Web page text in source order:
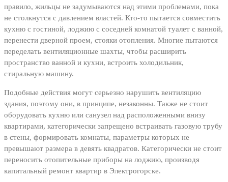
правило, жильцы не задумываются над этими проблемами, пока
не столкнутся с давлением властей. Кто-то пытается совместить
кухню с гостиной, лоджию с соседней комнатой туалет с ванной,
перенести дверной проем, стояки отопления. Многие пытаются
переделать вентиляционные шахты, чтобы расширить
пространство ванной и кухни, встроить холодильник,
стиральную машину.
Подобные действия могут серьезно нарушить вентиляцию
здания, поэтому они, в принципе, незаконны. Также не стоит
оборудовать кухню или санузел над расположенными внизу
квартирами, категорически запрещено встраивать газовую трубу
в стены, формировать комнаты, параметры которых не
превышают размера в девять квадратов. Категорически не стоит
переносить отопительные приборы на лоджию, производя
капитальный ремонт квартир в Электрогорске.